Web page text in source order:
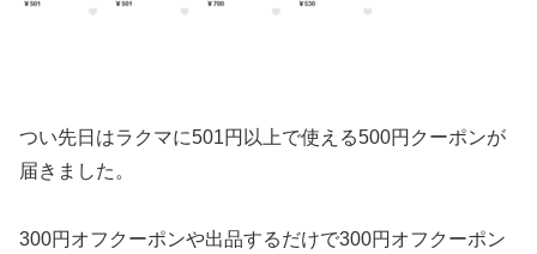
つい先日はラクマに501円以上で使える500円クーポンが
届きました。
300円オフクーポンや出品するだけで300円オフクーポン